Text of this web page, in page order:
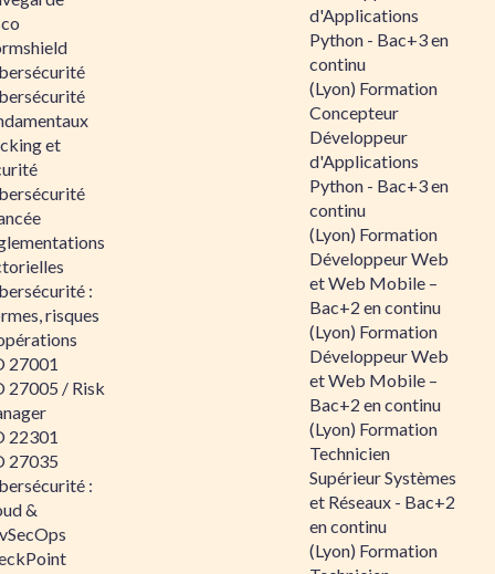
et
:
risques
27001
27005 / Risk
22301
27035
:
&
d'Applications
Python - Bac+3 en
continu
(Lyon) Formation
Concepteur
Développeur
d'Applications
Python - Bac+3 en
continu
(Lyon) Formation
Développeur Web
et Web Mobile –
Bac+2 en continu
(Lyon) Formation
Développeur Web
et Web Mobile –
Bac+2 en continu
(Lyon) Formation
Technicien
Supérieur Systèmes
et Réseaux - Bac+2
en continu
(Lyon) Formation